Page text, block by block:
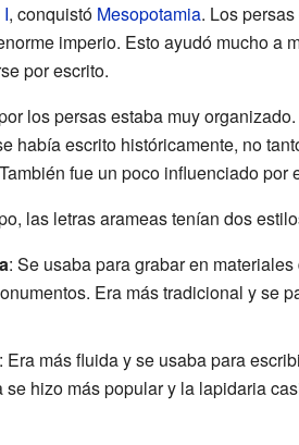
, conquistó Mesopotamia. Los
imperio. Esto ayudó mucho a
por escrito.
los persas estaba muy
había escrito históricamente, no
fue un poco influenciado por
las letras arameas tenían dos
: Se usaba para grabar en
Era más tradicional y se
Era más fluida y se usaba para
se hizo más popular y la lapidaria